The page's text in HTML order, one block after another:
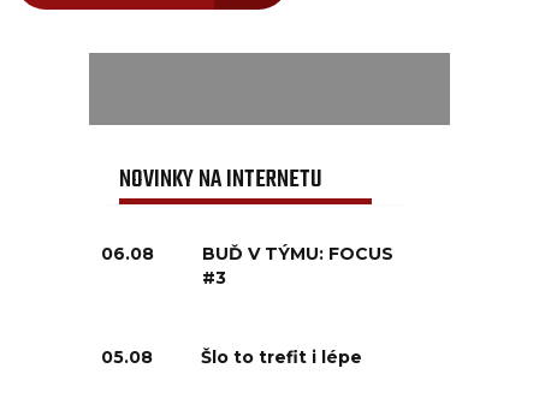
NOVINKY NA INTERNETU
06.08
BUĎ V TÝMU: FOCUS
#3
05.08 Šlo to trefit i lépe